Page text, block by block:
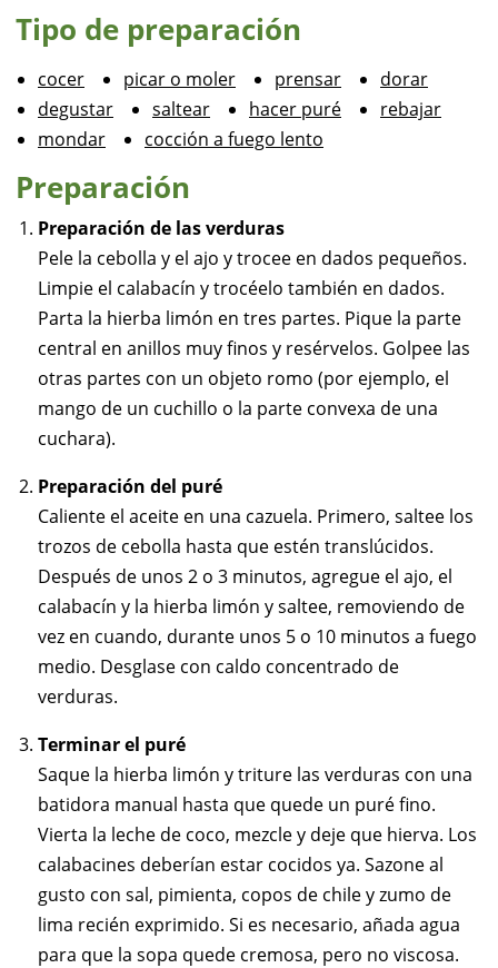
Tipo de preparación
cocer picar o moler prensar
dorar
degustar
saltear hacer puré
rebajar
mondar
cocción a fuego lento
Preparación
Preparación de las verduras
Pele la cebolla y el ajo y trocee en dados pequeños.
Limpie el calabacín y trocéelo también en dados.
Parta la hierba limón en tres partes. Pique la parte
central en anillos muy finos y resérvelos. Golpee las
otras partes con un objeto romo (por ejemplo, el
mango de un cuchillo o la parte convexa de una
cuchara).
Preparación del puré
Caliente el aceite en una cazuela. Primero, saltee los
trozos de cebolla hasta que estén translúcidos.
Después de unos 2 o 3 minutos, agregue el ajo, el
calabacín y la hierba limón y saltee, removiendo de
vez en cuando, durante unos 5 o 10 minutos a fuego
medio. Desglase con caldo concentrado de
verduras.
Terminar el puré
Saque la hierba limón y triture las verduras con una
batidora manual hasta que quede un puré fino.
Vierta la leche de coco, mezcle y deje que hierva. Los
calabacines deberían estar cocidos ya. Sazone al
gusto con sal, pimienta, copos de chile y zumo de
lima recién exprimido. Si es necesario, añada agua
para que la sopa quede cremosa, pero no viscosa.